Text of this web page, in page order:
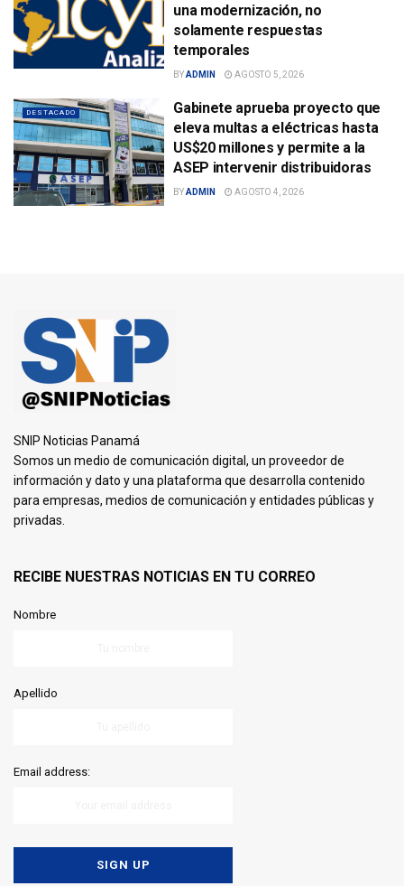
una modernización, no
solamente respuestas
temporales
BYADMIN AGOSTO 5, 2026
DESTACADO
Gabinete aprueba proyecto que
eleva multas a eléctricas hasta
US$20 millones y permite a la
ASEP intervenir distribuidoras
BYADMIN AGOSTO 4, 2026
SNIP Noticias Panamá
Somos un medio de comunicación digital, un proveedor de
información y dato y una plataforma que desarrolla contenido
para empresas, medios de comunicación y entidades públicas y
privadas.
RECIBE NUESTRAS NOTICIAS EN TU CORREO
Nombre
Apellido
Email address: